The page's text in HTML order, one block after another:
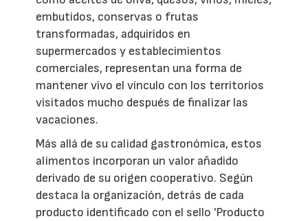
embutidos, conservas o frutas
transformadas, adquiridos en
supermercados y establecimientos
comerciales, representan una forma de
mantener vivo el vínculo con los territorios
visitados mucho después de finalizar las
vacaciones.
Más allá de su calidad gastronómica, estos
alimentos incorporan un valor añadido
derivado de su origen cooperativo. Según
destaca la organización, detrás de cada
producto identificado con el sello 'Producto